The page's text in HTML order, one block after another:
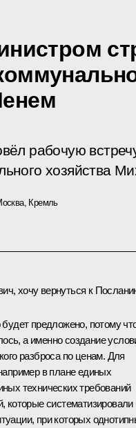
рабочую
хозяйства
Кремль
хочу вернуться к
предложено, потому
а именно создание
разброса по ценам. Для
в плане единых
технических требований
которые
при которых